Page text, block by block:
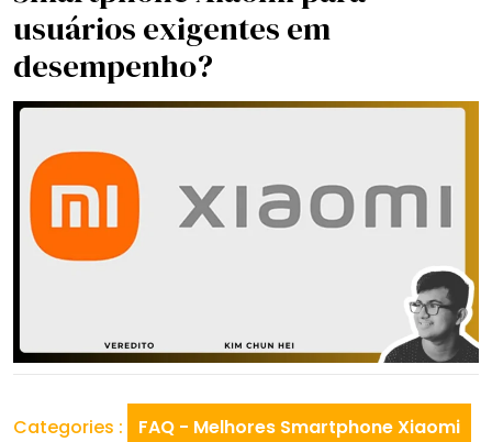
usuários exigentes em
desempenho?
Categories : FAQ - Melhores Smartphone Xiaomi